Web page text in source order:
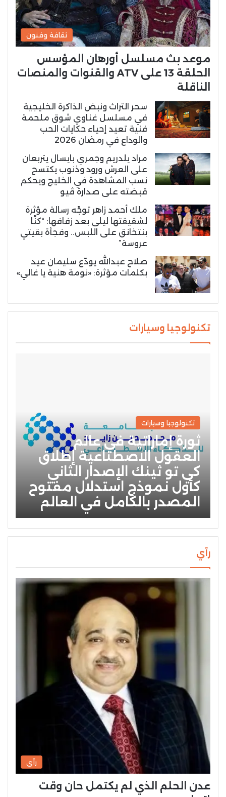
ثقافة وفنون
موعد بث مسلسل أورهان المؤسس
الحلقة 13 على ATV والقنوات والمنصات
الناقلة
سحر التراث ونبض الذاكرة الخليجية
في مسلسل غناوي شوق ملحمة
فنية تعيد إحياء حكايات الحب
والوداع في رمضان 2026
مراد يلدريم وجمري بايسال يتربعان
على العرش ورود وذنوب يكتسح
نسب المشاهدة في الخليج ويحكم
قبضته على صدارة ڤيو
ملك أحمد زاهر توجّه رسالة مؤثرة
لشقيقتها ليلى بعد زفافها: “كنّا
بنتخانق على اللبس.. وفجأة بقيتي
عروسة”
صلاح عبدالله يودّع سليمان عيد
بكلمات مؤثرة: «نومة هنية يا غالي»
تكنولوجيا وسيارات
تكنولوجيا وسيارات
ثورة إماراتية في عالم
العقول الاصطناعية إطلاق
كي تو ثينك الإصدار الثاني
كأول نموذج استدلال مفتوح
المصدر بالكامل في العالم
رآي
رآي
عدن الحلم الذي لم يكتمل حان وقت